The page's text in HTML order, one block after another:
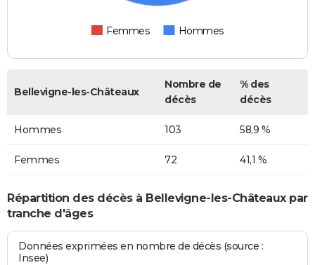
Femmes Hommes
Bellevigne-les-Châteaux
Nombre de
décès
% des
décès
Hommes 103 58,9 %
Femmes 72 41,1 %
Répartition des décès à Bellevigne-les-Châteaux par
tranche d'âges
Données exprimées en nombre de décès (source :
Insee)